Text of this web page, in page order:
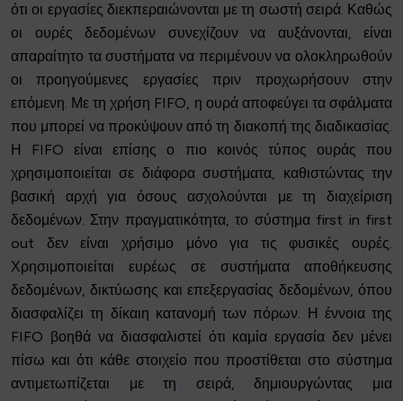
ότι οι εργασίες διεκπεραιώνονται με τη σωστή σειρά. Καθώς
οι ουρές δεδομένων συνεχίζουν να αυξάνονται, είναι
απαραίτητο τα συστήματα να περιμένουν να ολοκληρωθούν
οι προηγούμενες εργασίες πριν προχωρήσουν στην
επόμενη. Με τη χρήση FIFO, η ουρά αποφεύγει τα σφάλματα
που μπορεί να προκύψουν από τη διακοπή της διαδικασίας.
Η FIFO είναι επίσης ο πιο κοινός τύπος ουράς που
χρησιμοποιείται σε διάφορα συστήματα, καθιστώντας την
βασική αρχή για όσους ασχολούνται με τη διαχείριση
δεδομένων. Στην πραγματικότητα, το σύστημα first in first
out δεν είναι χρήσιμο μόνο για τις φυσικές ουρές.
Χρησιμοποιείται ευρέως σε συστήματα αποθήκευσης
δεδομένων, δικτύωσης και επεξεργασίας δεδομένων, όπου
διασφαλίζει τη δίκαιη κατανομή των πόρων. Η έννοια της
FIFO βοηθά να διασφαλιστεί ότι καμία εργασία δεν μένει
πίσω και ότι κάθε στοιχείο που προστίθεται στο σύστημα
αντιμετωπίζεται με τη σειρά, δημιουργώντας μια